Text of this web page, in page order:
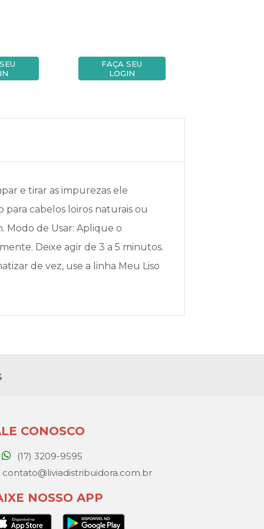
FAÇA SEU
LOGIN
e tirar as impurezas ele
para cabelos loiros naturais ou
Modo de Usar: Aplique o
Deixe agir de 3 a 5 minutos.
de vez, use a linha Meu Liso
CONOSCO
(17) 3209-9595
contato@liviadistribuidora.com.br
NOSSO APP